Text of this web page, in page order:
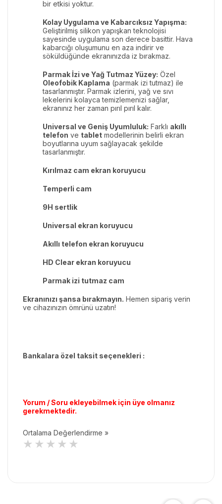
bir etkisi yoktur.
Kolay Uygulama ve Kabarcıksız Yapışma:
Geliştirilmiş silikon yapışkan teknolojisi
sayesinde uygulama son derece basittir. Hava
kabarcığı oluşumunu en aza indirir ve
söküldüğünde ekranınızda iz bırakmaz.
Parmak İzi ve Yağ Tutmaz Yüzey: Özel
Oleofobik Kaplama (parmak izi tutmaz) ile
tasarlanmıştır. Parmak izlerini, yağ ve sıvı
lekelerini kolayca temizlemenizi sağlar,
ekranınız her zaman pırıl pırıl kalır.
Universal ve Geniş Uyumluluk: Farklı akıllı
telefon ve tablet modellerinin belirli ekran
boyutlarına uyum sağlayacak şekilde
tasarlanmıştır.
Kırılmaz cam ekran koruyucu
Temperli cam
9H sertlik
Universal ekran koruyucu
Akıllı telefon ekran koruyucu
HD Clear ekran koruyucu
Parmak izi tutmaz cam
Ekranınızı şansa bırakmayın. Hemen sipariş verin
ve cihazınızın ömrünü uzatın!
Bankalara özel taksit seçenekleri :
Yorum / Soru ekleyebilmek için üye olmanız
gerekmektedir.
Ortalama Değerlendirme »